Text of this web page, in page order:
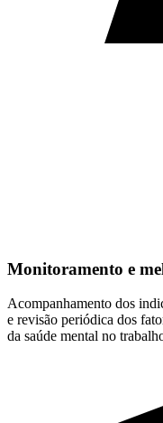
Monitoramento e
Acompanhamento dos
e revisão periódica dos
da saúde mental no